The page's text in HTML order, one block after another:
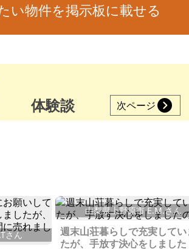
い物件を掲示板に載せる
体験談 次ページ
さん
山梨県上野原市 E.M.さん
週末山荘暮らしで充実して
たが、手放す決心をしました